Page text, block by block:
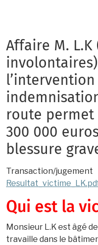
Affaire M. L.K
l’intervention
route permet
300 000
blessure
Transaction/jugement
Qui est la
Monsieur L.K est âgé
travaille dans le